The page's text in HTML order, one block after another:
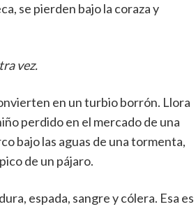
se pierden bajo la coraza y
vez.
en un turbio borrón. Llora
perdido en el mercado de una
bajo las aguas de una tormenta,
de un pájaro.
espada, sangre y cólera. Esa es